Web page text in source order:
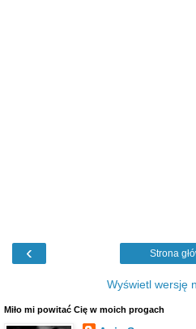
‹ Strona
Wyświetl wersję
Miło mi powitać Cię w moich progach